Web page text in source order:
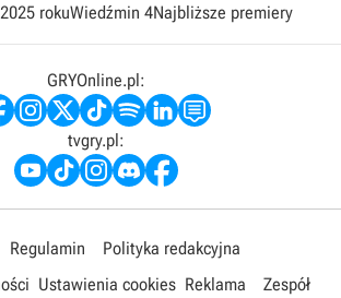
rokuWiedźmin 4Najbliższe premiery
GRYOnline.pl:
tvgry.pl:
Regulamin
Polityka redakcyjna
Ustawienia cookies Reklama Zespół